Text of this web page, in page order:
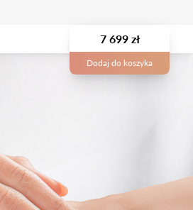
7 699 zł
Dodaj do koszyka